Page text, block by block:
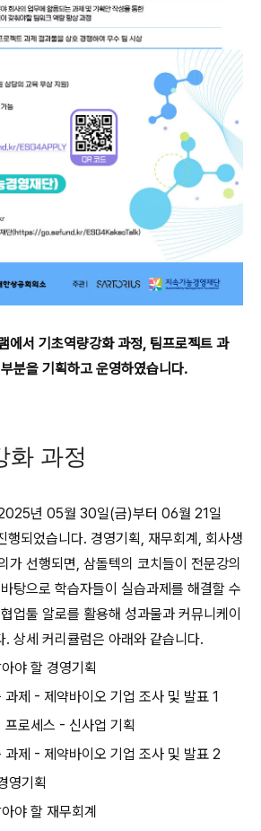
에서 기초역량강화 과정, 팀프로젝트 과
분을 기획하고 운영하였습니다.
화 과정
년 05월 30일(금)부터 06월 21일
행되었습니다. 경영기획, 재무회계, 회사생
가 선행되면, 삼돌텍의 코치들이 전문강의
탕으로 학습자들이 실습과제를 해결할 수
업툴 알로를 활용해 성과물과 커뮤니케이
. 상세 커리큘럼은 아래와 같습니다.
야 할 경영기획
과제 - 제약바이오 기업 조사 및 발표 1
프로세스 - 신사업 기획
과제 - 제약바이오 기업 조사 및 발표 2
영기획
야 할 재무회계